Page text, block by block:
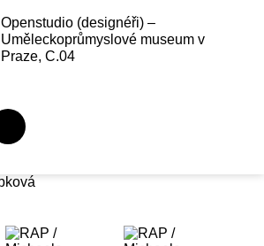
Openstudio (designéři) –
Uměleckoprůmyslové museum v
Praze, C.04